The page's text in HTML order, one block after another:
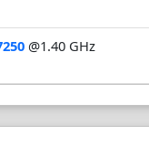
@1.40 GHz